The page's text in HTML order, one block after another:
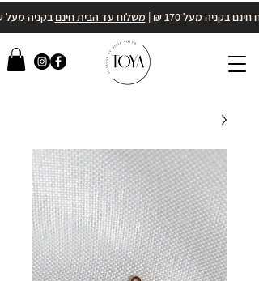
חינם בקניה מעל 170 ₪ | משלוח עד הבית חינם בקניה מעל 400₪